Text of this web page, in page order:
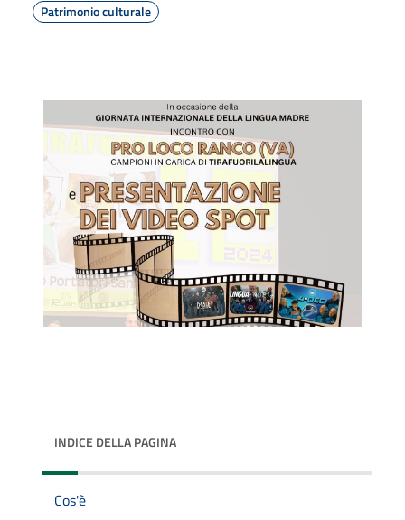
Patrimonio culturale
INDICE DELLA PAGINA
Cos'è